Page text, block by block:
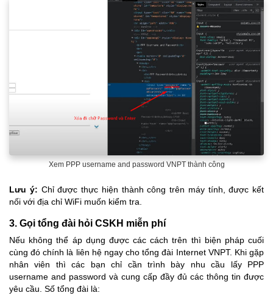
Xem PPP username and password VNPT thành công
Lưu ý: Chỉ được thực hiện thành công trên máy tính, được kết
nối với địa chỉ WiFi muốn kiểm tra.
3. Gọi tổng đài hỏi CSKH miễn phí
Nếu không thể áp dụng được các cách trên thì biện pháp cuối
cùng đó chính là liên hệ ngay cho tổng đài Internet VNPT. Khi gặp
nhân viên thì các bạn chỉ cần trình bày nhu cầu lấy PPP
username and password và cung cấp đầy đủ các thông tin được
yêu cầu. Số tổng đài là: